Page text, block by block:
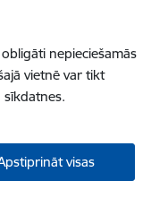
nepieciešamās
vietnē var tikt
visas